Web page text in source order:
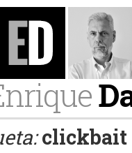
clickbait